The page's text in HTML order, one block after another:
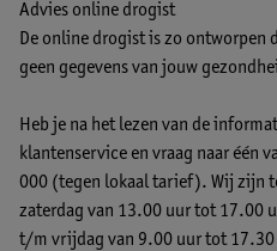
Advies online drogist
De online drogist is zo
geen gegevens van jouw
Heb je na het lezen van de
klantenservice en vraag naar één
000 (tegen lokaal tarief). Wij zijn
zaterdag van 13.00 uur tot 17.00
t/m vrijdag van 9.00 uur tot 17.30